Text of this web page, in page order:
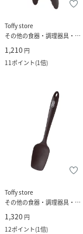
Toffy store
その他の食器・調理器具・キッチン用品
1,210 円
11ポイント(1倍)
Toffy store
その他の食器・調理器具・キッチン用品
1,320 円
12ポイント(1倍)